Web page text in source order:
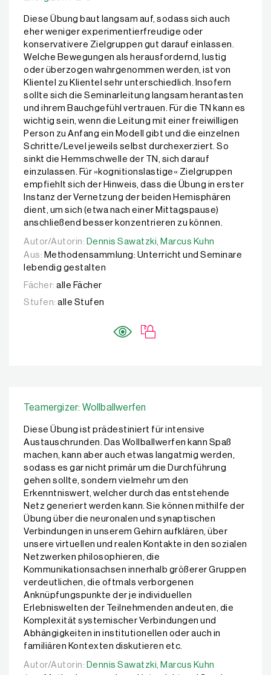
Diese Übung baut langsam auf, sodass sich auch
eher weniger experimentierfreudige oder
konservativere Zielgruppen gut darauf einlassen.
Welche Bewegungen als herausfordernd, lustig
oder überzogen wahrgenommen werden, ist von
Klientel zu Klientel sehr unterschiedlich. Insofern
sollte sich die Seminarleitung langsam herantasten
und ihrem Bauchgefühl vertrauen. Für die TN kann es
wichtig sein, wenn die Leitung mit einer freiwilligen
Person zu Anfang ein Modell gibt und die einzelnen
Schritte/Level jeweils selbst durchexerziert. So
sinkt die Hemmschwelle der TN, sich darauf
einzulassen. Für »kognitionslastige« Zielgruppen
empfiehlt sich der Hinweis, dass die Übung in erster
Instanz der Vernetzung der beiden Hemisphären
dient, um sich (etwa nach einer Mittagspause)
anschließend besser konzentrieren zu können.
Autor/Autorin: Dennis Sawatzki, Marcus Kuhn
Autor/Autorin: Dennis Sawatzki, Marcus Kuhn
Aus: Methodensammlung: Unterricht und Seminare
lebendig gestalten
Fächer: alle Fächer
Stufen: alle Stufen
Teamergizer: Wollballwerfen
Diese Übung ist prädestiniert für intensive
Austauschrunden. Das Wollballwerfen kann Spaß
machen, kann aber auch etwas langatmig werden,
sodass es gar nicht primär um die Durchführung
gehen sollte, sondern vielmehr um den
Erkenntniswert, welcher durch das entstehende
Netz generiert werden kann. Sie können mithilfe der
Übung über die neuronalen und synaptischen
Verbindungen in unserem Gehirn aufklären, über
unsere virtuellen und realen Kontakte in den sozialen
Netzwerken philosophieren, die
Kommunikationsachsen innerhalb größerer Gruppen
verdeutlichen, die oftmals verborgenen
Anknüpfungspunkte der je individuellen
Erlebniswelten der Teilnehmenden andeuten, die
Komplexität systemischer Verbindungen und
Abhängigkeiten in institutionellen oder auch in
familiären Kontexten diskutieren etc.
Autor/Autorin: Dennis Sawatzki, Marcus Kuhn
Autor/Autorin: Dennis Sawatzki, Marcus Kuhn